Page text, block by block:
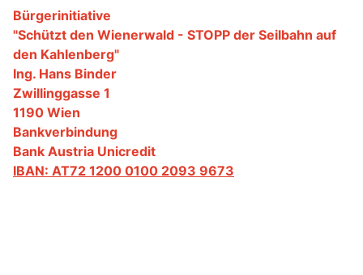
Bürgerinitiative
"Schützt den Wienerwald - STOPP der Seilbahn auf
den Kahlenberg"
Ing. Hans Binder
Zwillinggasse 1
1190 Wien
Bankverbindung
Bank Austria Unicredit
IBAN: AT72 1200 0100 2093 9673